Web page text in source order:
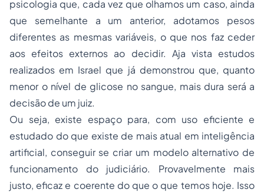
psicologia que, cada vez que olhamos um caso, ainda
que semelhante a um anterior, adotamos pesos
diferentes as mesmas variáveis, o que nos faz ceder
aos efeitos externos ao decidir. Aja vista estudos
realizados em Israel que já demonstrou que, quanto
menor o nível de glicose no sangue, mais dura será a
decisão de um juiz.
Ou seja, existe espaço para, com uso eficiente e
estudado do que existe de mais atual em inteligência
artificial, conseguir se criar um modelo alternativo de
funcionamento do judiciário. Provavelmente mais
justo, eficaz e coerente do que o que temos hoje. Isso